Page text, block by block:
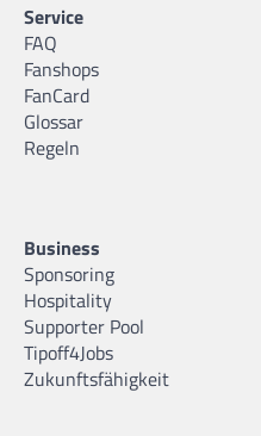
Service
FAQ
Fanshops
FanCard
Glossar
Regeln
Business
Sponsoring
Hospitality
Supporter Pool
Tipoff4Jobs
Zukunftsfähigkeit